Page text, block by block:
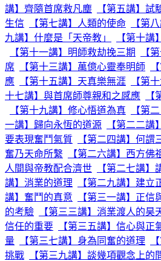
講】齊隨首席救凡塵
【第五講】試
生信
【第七講】人類的使命 【第
九講】什麼是「天帝教」
【第十
【第十一講】明師救劫挽三期
【
席
【第十三講】萬億心靈奉明師
應
【第十五講】天真樂無涯 【第
十七講】與首席師尊親和之感應
【第十九講】修心悟道為真
【第
一講】歸向永恆的道源
【第二二講
要表現奮鬥氣質
【第二四講】何謂
奮乃天命所繫
【第二六講】西方佛
人間與帝教配合濟世
【第二七講】
講】消業的道理
【第二九講】建立
講】奮鬥的真意
【第三一講】正信
的考驗
【第三三講】消業渡人的昊
信任的重要
【第三五講】信心與正
量
【第三七講】身為同奮的道理
挑戰
【第三九講】談幾項觀念上的